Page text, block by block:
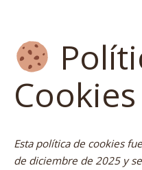
Cookies
Esta política de cookies
de diciembre de 2025 y